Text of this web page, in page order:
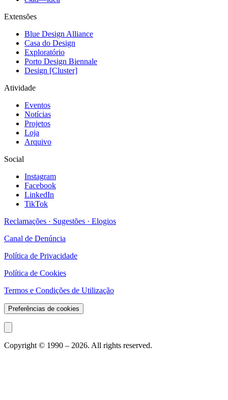
Extensões
Blue Design Alliance
Casa do Design
Exploratório
Porto Design Biennale
Design [Cluster]
Atividade
Eventos
Notícias
Projetos
Loja
Arquivo
Social
Instagram
Facebook
LinkedIn
TikTok
Reclamações · Sugestões · Elogios
Canal de Denúncia
Política de Privacidade
Política de Cookies
Termos e Condições de Utilização
Preferências de cookies
Copyright © 1990 – 2026. All rights reserved.